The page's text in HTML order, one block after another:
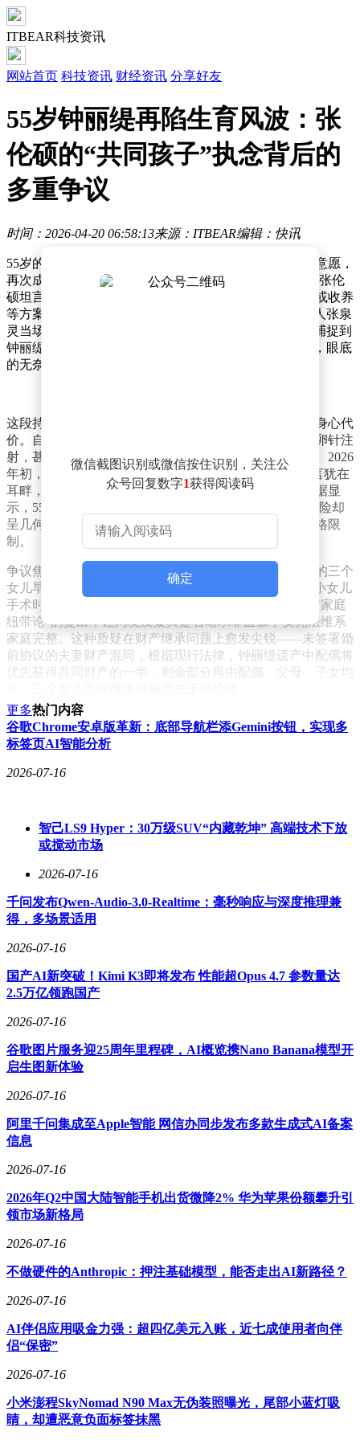
ITBEAR科技资讯
网站首页 科技资讯 财经资讯 分享好友
55岁钟丽缇再陷生育风波：张
伦硕的“共同孩子”执念背后的
多重争议
时间：2026-04-20 06:58:13来源：ITBEAR编辑：快讯
55岁的钟丽缇因丈夫张伦硕在综艺节目中公开表达生育意愿，
再次成为舆论焦点。在《初入职场·金融季》录制现场，张伦
硕坦言仍希望与妻子拥有共同子女，甚至提出试管婴儿或收养
等方案。他强调"孩子是家庭纽带"的言论，让现场主持人张泉
灵当场质疑："55岁高龄生育的风险是否考虑过？"镜头捕捉到
钟丽缇低头沉默的瞬间，仅以"顺其自然"轻描淡写回应，眼底
的无奈清晰可见。
这段持续十年的生育拉锯战背后，是钟丽缇难以言说的身心代
价。自2016年再婚后，她尝试过中药调理、数百次促排卵针注
射，甚至民间偏方，频繁的激素治疗导致身材严重浮肿。2026
年初，她曾在直播中宣布"封肚"，体脂率降至17%的宣言犹在
耳畔，却因丈夫的公开表态再次陷入舆论漩涡。医学数据显
示，55岁女性试管婴儿成功率不足1%，妊娠期并发症风险却
呈几何级增长，国内医疗规范更对高龄辅助生殖设有严格限
制。
争议焦点不仅停留在生育风险层面。钟丽缇与前夫所生的三个
女儿早已改姓张，二女儿张思捷曾深情告白"我养你"，小女儿
手术时张伦硕全程陪护，十年父女情深有目共睹。然而"家庭
纽带论"的提出，让网友质疑其是否暗示非血缘子女无法维系
家庭完整。这种质疑在财产继承问题上愈发尖锐——未签署婚
前协议的夫妻财产混同，根据现行法律，钟丽缇遗产中配偶将
优先获得共同财产的一半，剩余部分再由配偶、父母、子女均
家庭内部压力同样不容忽视。2019年综艺片段被网友翻出，张
残酷呼应。尽管张伦硕在节目中声称"财产全给女儿也无妨"，
育困境下的伦理困境——当自然生育成为奢望，法律与道德的
边界在哪里？这场持续发酵的讨论，早已超越明星私事范畴，
微信截图识别或微信按住识别，关注公
众号回复数字1获得阅读码
确定
更多热门内容
谷歌Chrome安卓版革新：底部导航栏添Gemini按钮，实现多
标签页AI智能分析
2026-07-16
智己LS9 Hyper：30万级SUV“内藏乾坤” 高端技术下放
或搅动市场
2026-07-16
千问发布Qwen-Audio-3.0-Realtime：毫秒响应与深度推理兼
得，多场景适用
2026-07-16
国产AI新突破！Kimi K3即将发布 性能超Opus 4.7 参数量达
2.5万亿领跑国产
2026-07-16
谷歌图片服务迎25周年里程碑，AI概览携Nano Banana模型开
启生图新体验
2026-07-16
阿里千问集成至Apple智能 网信办同步发布多款生成式AI备案
信息
2026-07-16
2026年Q2中国大陆智能手机出货微降2% 华为苹果份额攀升引
领市场新格局
2026-07-16
不做硬件的Anthropic：押注基础模型，能否走出AI新路径？
2026-07-16
AI伴侣应用吸金力强：超四亿美元入账，近七成使用者向伴
侣“保密”
2026-07-16
小米澎程SkyNomad N90 Max无伪装照曝光，尾部小蓝灯吸
睛，却遭恶意负面标签抹黑